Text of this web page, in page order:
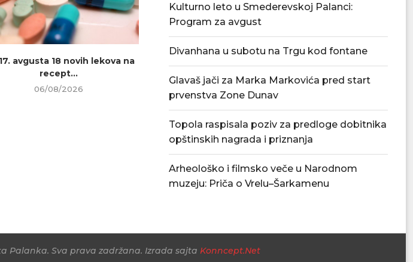
avgusta 18 novih lekova na
recept...
06/08/2026
Kulturno leto u Smederevskoj Palanci:
Program za avgust
Divanhana u subotu na Trgu kod fontane
Glavaš jači za Marka Markovića pred start
prvenstva Zone Dunav
Topola raspisala poziv za predloge dobitnika
opštinskih nagrada i priznanja
Arheološko i filmsko veče u Narodnom
muzeju: Priča o Vrelu–Šarkamenu
Palanka. Sva prava zadržana. Izrada sajta Konncept.Net